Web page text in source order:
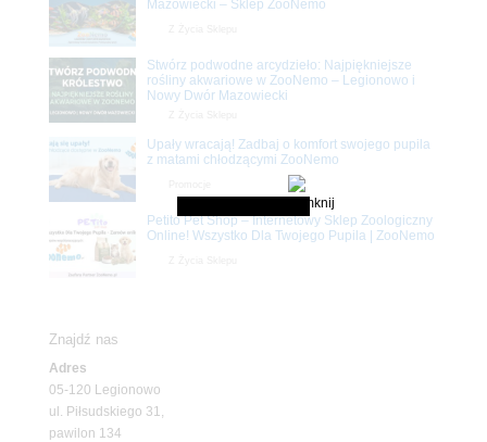
Mazowiecki – Sklep ZooNemo
Stwórz podwodne arcydzieło: Najpiękniejsze
rośliny akwariowe w ZooNemo – Legionowo i
Nowy Dwór Mazowiecki
Upały wracają! Zadbaj o komfort swojego pupila
z matami chłodzącymi ZooNemo
Petito Pet Shop – Internetowy Sklep Zoologiczny
Online! Wszystko Dla Twojego Pupila | ZooNemo
Znajdź nas
Adres
05-120 Legionowo
ul. Piłsudskiego 31,
pawilon 134